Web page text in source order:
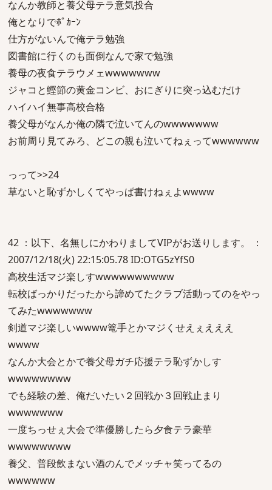
なんか教師と養父母テラ意気投合
俺となりでﾎﾟｶｰﾝ
仕方がないんで俺テラ勉強
図書館に行くのも面倒なんで家で勉強
養母の夜食テラウメェwwwwwww
ジャコと鰹節の黄金コンビ、おにぎりに突っ込むだけ
ハイハイ無事高校合格
養父母がなんか俺の隣で泣いてんのwwwwwww
お前周り見てみろ、どこの親も泣いてねぇってwwwwww
っって>>24
草ないと恥ずかしくてやっぱ書けねぇよwwww
42 ：以下、名無しにかわりましてVIPがお送りします。 ：
2007/12/18(火) 22:15:05.78 ID:OTG5zYfS0
高校生活マジ楽しすwwwwwwwwww
転校ばっかりだったから諦めてたクラブ活動ってのをやっ
てみたwwwwwww
剣道マジ楽しいwwww篭手とかマジくせえぇえええ
wwww
なんか大会とかで養父母ガチ応援テラ恥ずかしす
wwwwwwww
でも経験の差、俺だいたい２回戦か３回戦止まり
wwwwwww
一度ちっせぇ大会で準優勝したら夕食テラ豪華
wwwwwwww
養父、普段飲まない酒のんでメッチャ笑ってるの
wwwwww